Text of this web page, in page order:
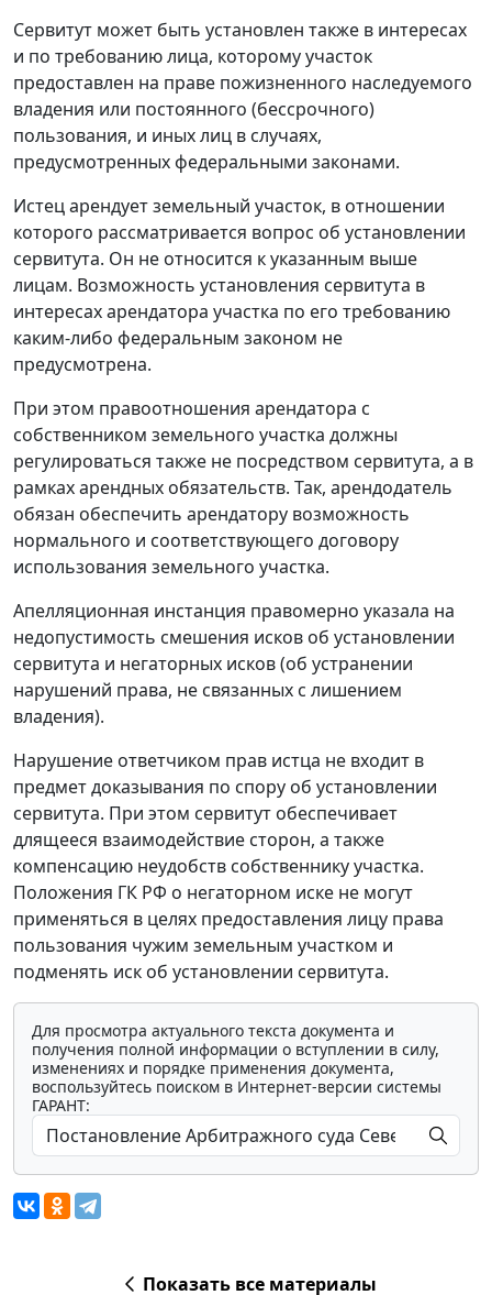
Сервитут может быть установлен также в интересах
и по требованию лица, которому участок
предоставлен на праве пожизненного наследуемого
владения или постоянного (бессрочного)
пользования, и иных лиц в случаях,
предусмотренных федеральными законами.
Истец арендует земельный участок, в отношении
которого рассматривается вопрос об установлении
сервитута. Он не относится к указанным выше
лицам. Возможность установления сервитута в
интересах арендатора участка по его требованию
каким-либо федеральным законом не
предусмотрена.
При этом правоотношения арендатора с
собственником земельного участка должны
регулироваться также не посредством сервитута, а в
рамках арендных обязательств. Так, арендодатель
обязан обеспечить арендатору возможность
нормального и соответствующего договору
использования земельного участка.
Апелляционная инстанция правомерно указала на
недопустимость смешения исков об установлении
сервитута и негаторных исков (об устранении
нарушений права, не связанных с лишением
владения).
Нарушение ответчиком прав истца не входит в
предмет доказывания по спору об установлении
сервитута. При этом сервитут обеспечивает
длящееся взаимодействие сторон, а также
компенсацию неудобств собственнику участка.
Положения ГК РФ о негаторном иске не могут
применяться в целях предоставления лицу права
пользования чужим земельным участком и
подменять иск об установлении сервитута.
Для просмотра актуального текста документа и
получения полной информации о вступлении в силу,
изменениях и порядке применения документа,
воспользуйтесь поиском в Интернет-версии системы
ГАРАНТ:
Показать все материалы